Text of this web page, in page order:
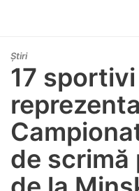
Știri
17
de